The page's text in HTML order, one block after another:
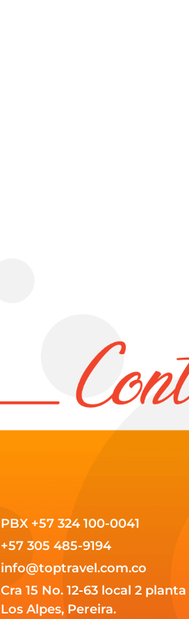
PBX +57 324 100-0041
+57 305 485-9194
info@toptravel.com.co
Cra 15 No. 12-63 local 2
Los Alpes, Pereira.